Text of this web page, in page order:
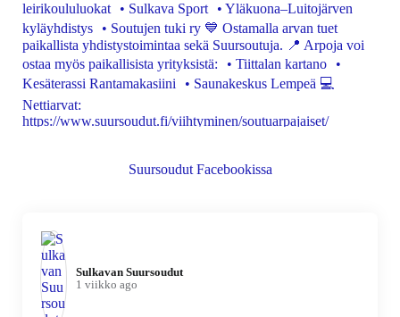
Suursoudut Facebookissa
Sulkavan Suursoudut️
1 viikko ago